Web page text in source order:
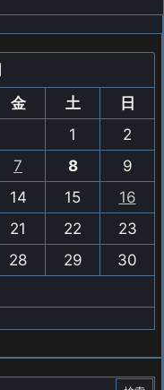
金 土
日
1
2
7 8
9
14 15
16
21 22
23
28 29
30